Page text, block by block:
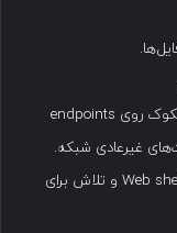
حملات به Web applications شامل آپلود Web shell و تلاش برای